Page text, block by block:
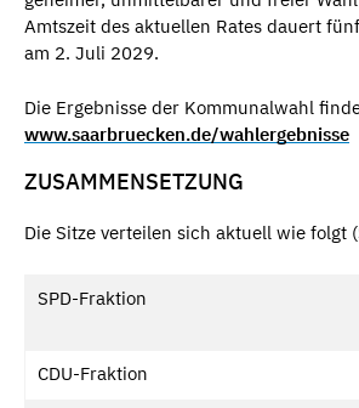
Amtszeit des aktuellen Rates dauert
am 2. Juli 2029.
Die Ergebnisse der Kommunalwahl
www.saarbruecken.de/wahlergebnisse
ZUSAMMENSETZUNG
Die Sitze verteilen sich aktuell wie folgt
SPD-Fraktion
CDU-Fraktion